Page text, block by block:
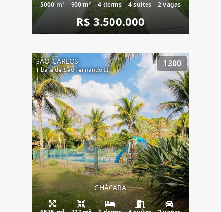
5000 m² 900 m² 4 dorms 4 suítes 2 vagas
R$ 3.500.000
SÃO CARLOS
Tibaia de São Fernando II
1300
CHÁCARA